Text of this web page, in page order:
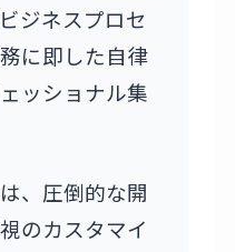
ジネスプロセ
に即した自律
ッショナル集
、圧倒的な開
のカスタマイ